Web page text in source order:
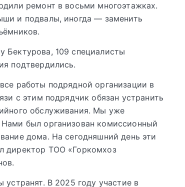
ремонт в восьми многоэтажках.
и подвалы, иногда — заменить
Бектурова, 109 специалисты
подтвердились.
работы подрядной организации в
с этим подрядчик обязан устранить
обслуживания. Мы уже
был организован комиссионный
дома. На сегодняшний день эти
директор ТОО «Горкомхоз
В 2025 году участие в